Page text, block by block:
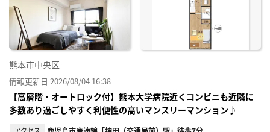
熊本市中央区
情報更新日 2026/08/04 16:38
【高層階・オートロック付】熊本大学病院近くコンビニも近隣に
多数あり過ごしやすく利便性の高いマンスリーマンション♪
アクセス